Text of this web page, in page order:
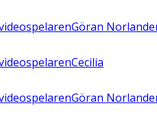
Göran
Cecilia
Göran